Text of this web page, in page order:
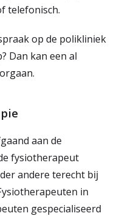
telefonisch.
op de polikliniek
Dan kan een al
aan de
fysiotherapeut
andere terecht bij
in
gespecialiseerd